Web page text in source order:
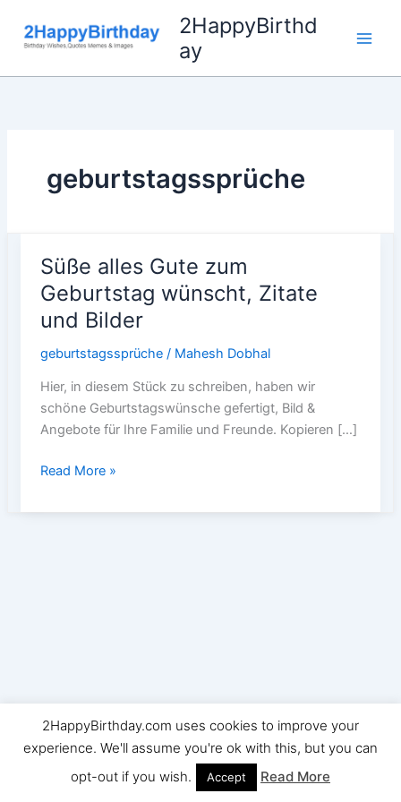
content
2HappyBirthd
ay
geburtstagssprüche
Süße alles Gute zum
Geburtstag wünscht, Zitate
und Bilder
geburtstagssprüche / Mahesh Dobhal
Hier, in diesem Stück zu schreiben, haben wir
schöne Geburtstagswünsche gefertigt, Bild &
Angebote für Ihre Familie und Freunde. Kopieren […]
Süße
Gute
Read More »
Copyright © 2026 2HappyBirthday | Powered byAstra
WordPress Theme
2HappyBirthday.com uses cookies to improve your
experience. We'll assume you're ok with this, but you can
opt-out if you wish.
Accept Read More